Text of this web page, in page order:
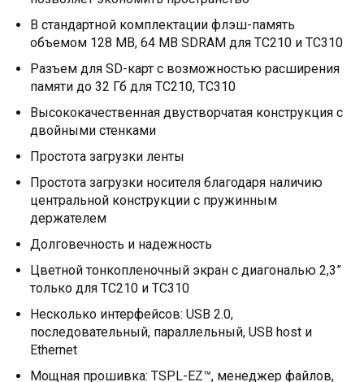
В стандартной комплектации флэш-память
объемом 128 MB, 64 MB SDRAM для TC210 и TC310
Разъем для SD-карт с возможностью расширения
памяти до 32 Гб для TC210, TC310
Высококачественная двустворчатая конструкция с
двойными стенками
Простота загрузки ленты
Простота загрузки носителя благодаря наличию
центральной конструкции с пружинным
держателем
Долговечность и надежность
Цветной тонкопленочный экран с диагональю 2,3”
только для TC210 и TC310
Несколько интерфейсов: USB 2.0,
последовательный, параллельный, USB host и
Ethernet
Мощная прошивка: TSPL-EZ™, менеджер файлов,